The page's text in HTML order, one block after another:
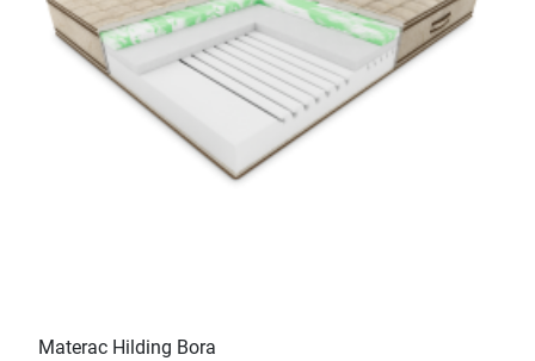
Materac Hilding Bora